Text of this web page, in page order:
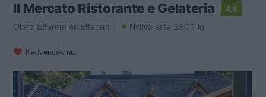
Il Mercato Ristorante e Gelateria
4.6
Olasz Étterem és Étterem Nyitva este 23:00-ig
Kedvencekhez